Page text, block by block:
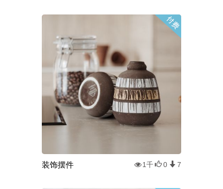
装饰摆件 1千 0 7